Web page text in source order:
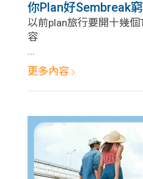
你Plan好Sembreak
以前plan旅行要開十幾個
容
...
更多內容